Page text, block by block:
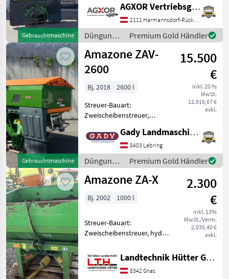
Gebrauchtmaschine
Einfüllsieb - mit STVO
Beleuchtung - mit 3
Punktanbau - mit
Gelenkwelle - mi
AGXOR Vertriebsgesellschaft Ost GmbH
2111 Harmannsdorf-Rückersdorf
Düngung
und
Beregnung
/ Amazone
Premium Gold Händler
Gebrauchtmaschine
Amazone ZAV-
2600
15.500
€
inkl. 20 %
MwSt.
12.916,67 €
exkl.
Bj. 2018
2600 l
Streuer-Bauart:
Zweischeibenstreuer,
!!Neuwertiger Zustand!! +
Amatron 3 + Baujahr 2018 +
Grenzstreueinrichtung +
Beleuchtung Während u
Gady Landmaschinen GmbH
8403 Lebring
Düngung
und
Beregnung
Premium Gold Händler
Amazone ZA-X
2.300
€
inkl. 13%
MwSt./Verm.
2.035,40 €
exkl.
Bj. 2002 1000 l
Streuer-Bauart:
Zweischeibenstreuer, hydr.
Mineraldüngerstreuer -
Baujahr 2002 - 2-
Wurfscheiben -
Landtechnik Hütter GmbH & Co KG
8342 Gnas